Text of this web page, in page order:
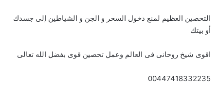
التحصين العظيم لمنع دخول السحر و الجن و الشياطين إلى جسدك
أو بيتك
اقوى شيخ روحانى فى العالم وعمل تحصين قوى بفضل الله تعالى
00447418332235